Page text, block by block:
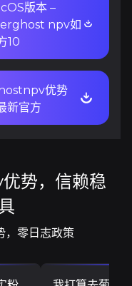
版本 –
npv如
10
优势
新官方
势，信赖稳
零日志政策